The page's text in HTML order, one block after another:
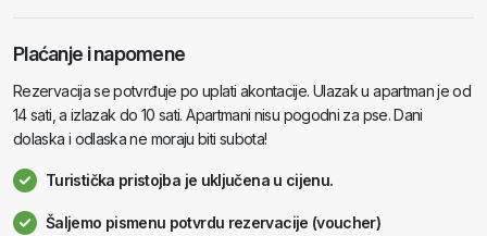
Plaćanje i napomene
Rezervacija se potvrđuje po uplati akontacije. Ulazak u apartman je od
14 sati, a izlazak do 10 sati. Apartmani nisu pogodni za pse. Dani
dolaska i odlaska ne moraju biti subota!
Turistička pristojba je uključena u cijenu.
Šaljemo pismenu potvrdu rezervacije (voucher)